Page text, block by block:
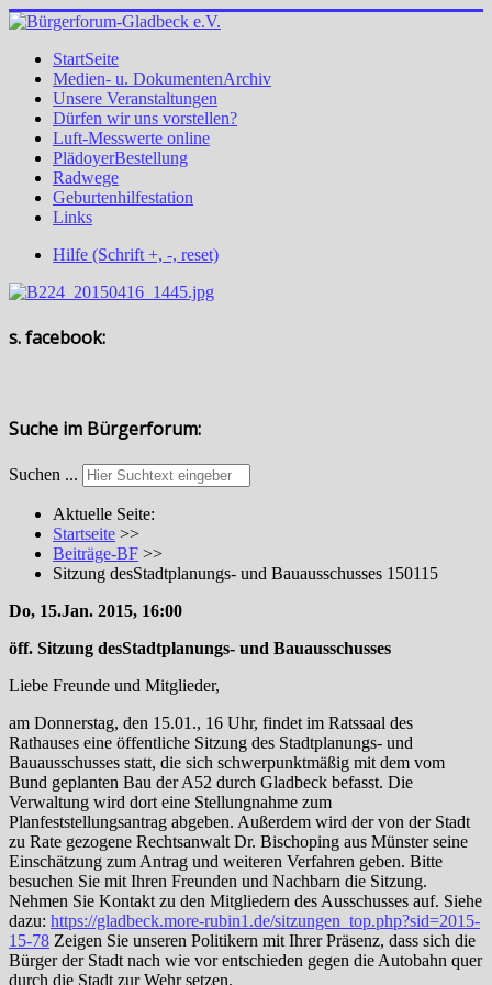
StartSeite
Medien- u. DokumentenArchiv
Unsere Veranstaltungen
Dürfen wir uns vorstellen?
Luft-Messwerte online
PlädoyerBestellung
Radwege
Geburtenhilfestation
Links
Hilfe (Schrift +, -, reset)
s. facebook:
Suche im Bürgerforum:
Suchen ...
Aktuelle Seite:
Startseite >>
Beiträge-BF >>
Sitzung desStadtplanungs- und Bauausschusses 150115
Do, 15.Jan. 2015, 16:00
öff. Sitzung desStadtplanungs- und Bauausschusses
Liebe Freunde und Mitglieder,
am Donnerstag, den 15.01., 16 Uhr, findet im Ratssaal des
Rathauses eine öffentliche Sitzung des Stadtplanungs- und
Bauausschusses statt, die sich schwerpunktmäßig mit dem vom
Bund geplanten Bau der A52 durch Gladbeck befasst. Die
Verwaltung wird dort eine Stellungnahme zum
Planfeststellungsantrag abgeben. Außerdem wird der von der Stadt
zu Rate gezogene Rechtsanwalt Dr. Bischoping aus Münster seine
Einschätzung zum Antrag und weiteren Verfahren geben. Bitte
besuchen Sie mit Ihren Freunden und Nachbarn die Sitzung.
Nehmen Sie Kontakt zu den Mitgliedern des Ausschusses auf. Siehe
dazu: https://gladbeck.more-rubin1.de/sitzungen_top.php?sid=2015-
15-78 Zeigen Sie unseren Politikern mit Ihrer Präsenz, dass sich die
Bürger der Stadt nach wie vor entschieden gegen die Autobahn quer
durch die Stadt zur Wehr setzen.